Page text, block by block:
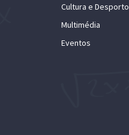
Cultura e Desporto
Multimédia
Eventos